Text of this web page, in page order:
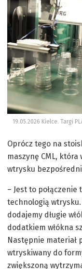
19.05.2026 Kielce. Targi
Oprócz tego na
maszynę CML,
wtrysku
– Jest to połączenie
technologią wtrysku.
dodajemy długie
dodatkiem włókna
Następnie materiał
wtryskiwany do
zwiększoną